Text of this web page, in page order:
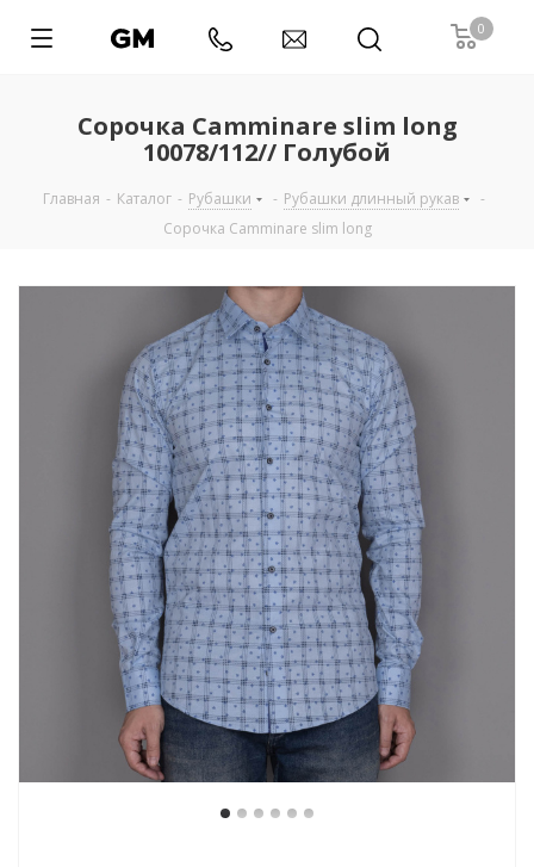
0
Сорочка Camminare slim long
10078/112// Голубой
Главная - Каталог - Рубашки - Рубашки длинный рукав
-
Сорочка Camminare slim long